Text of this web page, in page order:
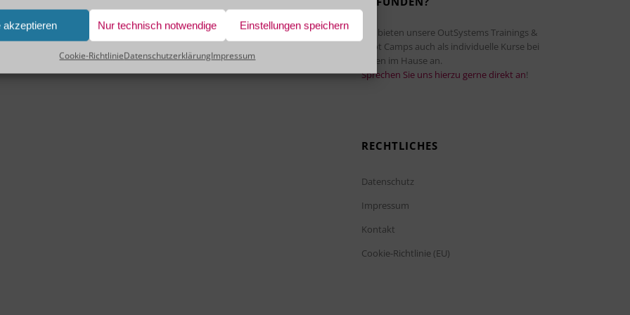
akzeptieren Nur technisch notwendige Einstellungen speichern
Cookie-RichtlinieDatenschutzerklärungImpressum
Wir bieten unsere OutSystems Trainings &
Boot Camps auch als individuelle Kurse bei
Ihnen im Hause an.
Sprechen Sie uns hierzu gerne direkt an!
RECHTLICHES
Datenschutz
Impressum
Kontakt
Cookie-Richtlinie (EU)